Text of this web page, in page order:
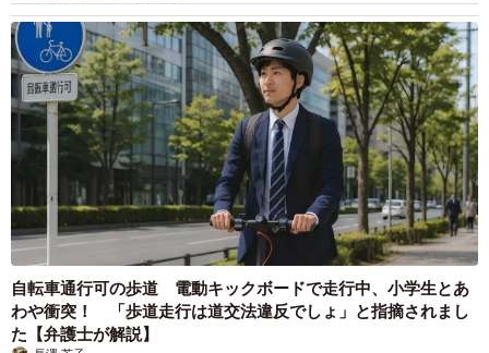
自転車通行可の歩道 電動キックボードで走行中、小学生とあ
わや衝突！ 「歩道走行は道交法違反でしょ」と指摘されまし
た【弁護士が解説】